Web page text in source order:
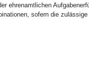
ehrenamtlichen
sofern die